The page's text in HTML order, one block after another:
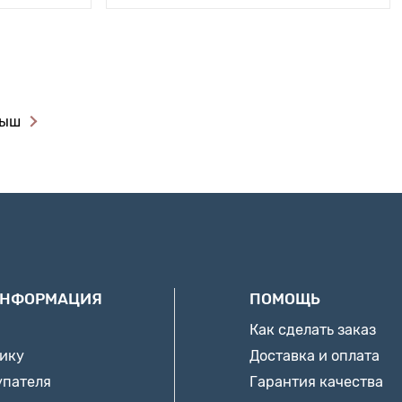
ПОМОЩЬ
Как сделать заказ
Доставка и оплата
Гарантия качества